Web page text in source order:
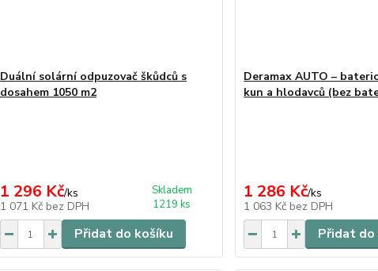
Duální solární odpuzovač škůdců s
dosahem 1050 m2
1 296 Kč/ks
1 071 Kč bez DPH
Skladem
1219 ks
Přidat do košíku
Deramax AUTO –
kun a hlodavců (bez
1 286 Kč/ks
1 063 Kč bez DPH
Přidat do